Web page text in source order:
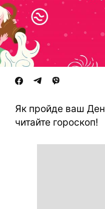
Як пройде ваш
читайте гороскоп!